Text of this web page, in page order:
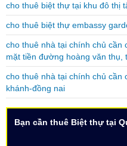
cho thuê biệt thự tại khu đô thị
cho thuê biệt thự embassy
cho thuê nhà tại chính chủ cần
mặt tiền đường hoàng văn thụ,
cho thuê nhà tại chính chủ cần
khánh-đồng nai
Bạn cần thuê Biệt thự tại